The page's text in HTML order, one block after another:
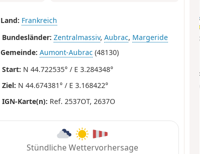
Land: Frankreich
Bundesländer: Zentralmassiv,Aubrac, Margeride
Gemeinde: Aumont-Aubrac (48130)
Start: N 44.722535° / E 3.284348°
Ziel: N 44.674381° / E 3.168422°
IGN-Karte(n): Ref. 2537OT, 2637O
Stündliche Wettervorhersage